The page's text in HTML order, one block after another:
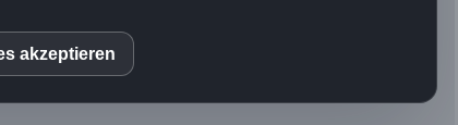
(Schweiz) - Kaufmann
Cerebralparese spastische Diplegie
akzeptieren